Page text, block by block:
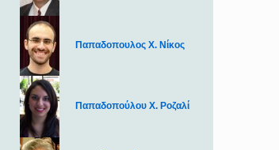
Παπαδοπουλος Χ. Νίκος
Παπαδοπούλου Χ. Ροζαλί